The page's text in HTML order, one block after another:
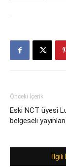
Önceki İçerik
Eski NCT üyesi
belgeseli